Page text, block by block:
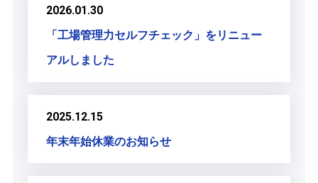
2026.01.30
「工場管理力セルフチェック」をリニュー
アルしました
2025.12.15
年末年始休業のお知らせ